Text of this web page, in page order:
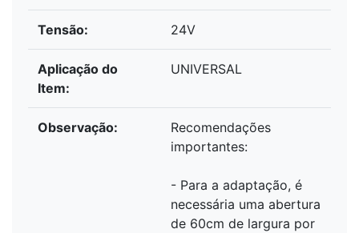
Tensão: 24V
Aplicação do
Item:
UNIVERSAL
Observação:
Recomendações
importantes:
- Para a adaptação, é
necessária uma abertura
de 60cm de largura por